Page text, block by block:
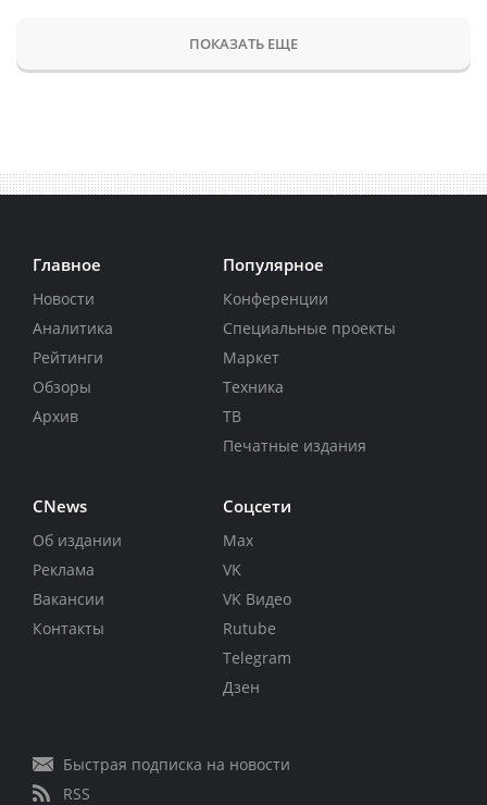
ПОКАЗАТЬ ЕЩЕ
Главное
Новости
Аналитика
Рейтинги
Обзоры
Архив
Популярное
Конференции
Специальные проекты
Маркет
Техника
ТВ
Печатные издания
CNews
Об издании
Реклама
Вакансии
Контакты
Соцсети
Max
VK
VK Видео
Rutube
Telegram
Дзен
Быстрая подписка на новости
RSS